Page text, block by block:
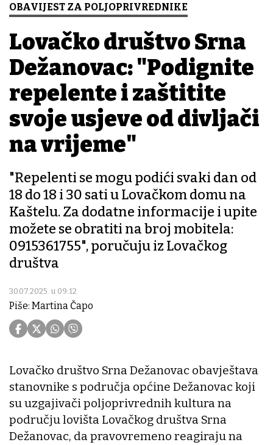
OBAVIJEST ZA POLJOPRIVREDNIKE
Lovačko društvo Srna
Dežanovac: "Podignite
repelente i zaštitite
svoje usjeve od divljači
na vrijeme"
"Repelenti se mogu podići svaki dan od
18 do 18 i 30 sati u Lovačkom domu na
Kaštelu. Za dodatne informacije i upite
možete se obratiti na broj mobitela:
0915361755", poručuju iz Lovačkog
društva
30.07.2025. u 09:12
Piše: Martina Čapo
Lovačko društvo Srna Dežanovac obavještava
stanovnike s područja općine Dežanovac koji
su uzgajivači poljoprivrednih kultura na
području lovišta Lovačkog društva Srna
Dežanovac, da pravovremeno reagiraju na